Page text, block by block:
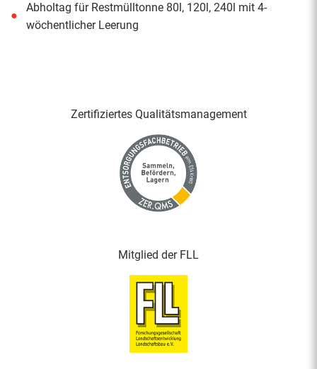
●
Abholtag für Restmülltonne 80l, 120l, 240l mit 4-
wöchentlicher Leerung
Zertifiziertes Qualitäts­management
Mitglied der FLL